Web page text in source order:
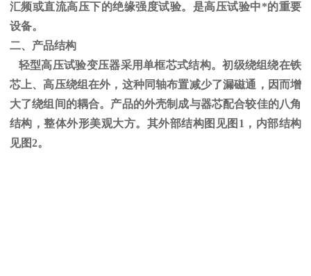
汇频或直流高压下的绝缘强度试验。是高压试验中*的重要
设备。
二、产品结构
轻型高压试验变压器采用单框芯式结构。初级绕组绕在铁
芯上、高压绕组在外，这种同轴布置减少了漏磁通，因而增
大了绕组间的耦合。产品的外壳制成与器芯配合较佳的八角
结构，整体外形美观大方。其外部结构图见图 1 ，内部结构
见图2。